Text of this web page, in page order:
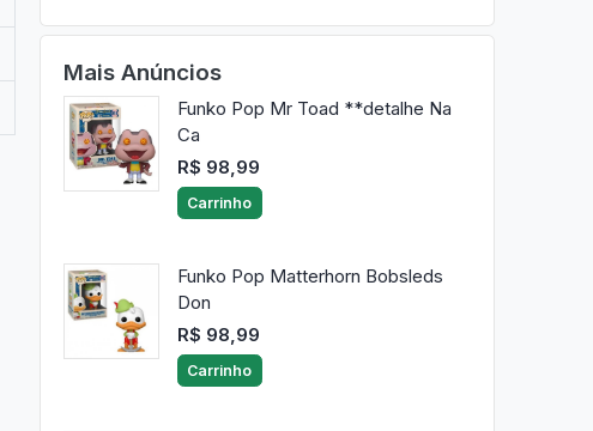
Mais Anúncios
Funko Pop Mr Toad **detalhe Na
Ca
R$ 98,99
Carrinho
Funko Pop Matterhorn Bobsleds
Don
R$ 98,99
Carrinho